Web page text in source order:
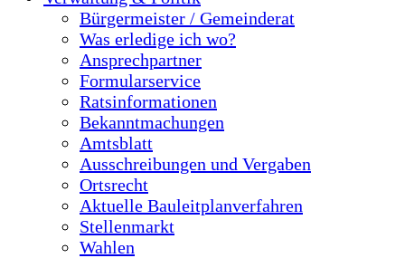
Bürgermeister / Gemeinderat
Was erledige ich wo?
Ansprechpartner
Formularservice
Ratsinformationen
Bekanntmachungen
Amtsblatt
Ausschreibungen und Vergaben
Ortsrecht
Aktuelle Bauleitplanverfahren
Stellenmarkt
Wahlen